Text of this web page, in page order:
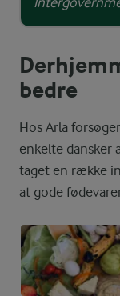
bedre
Hos Arla
enkelte dansker
taget en række
at gode